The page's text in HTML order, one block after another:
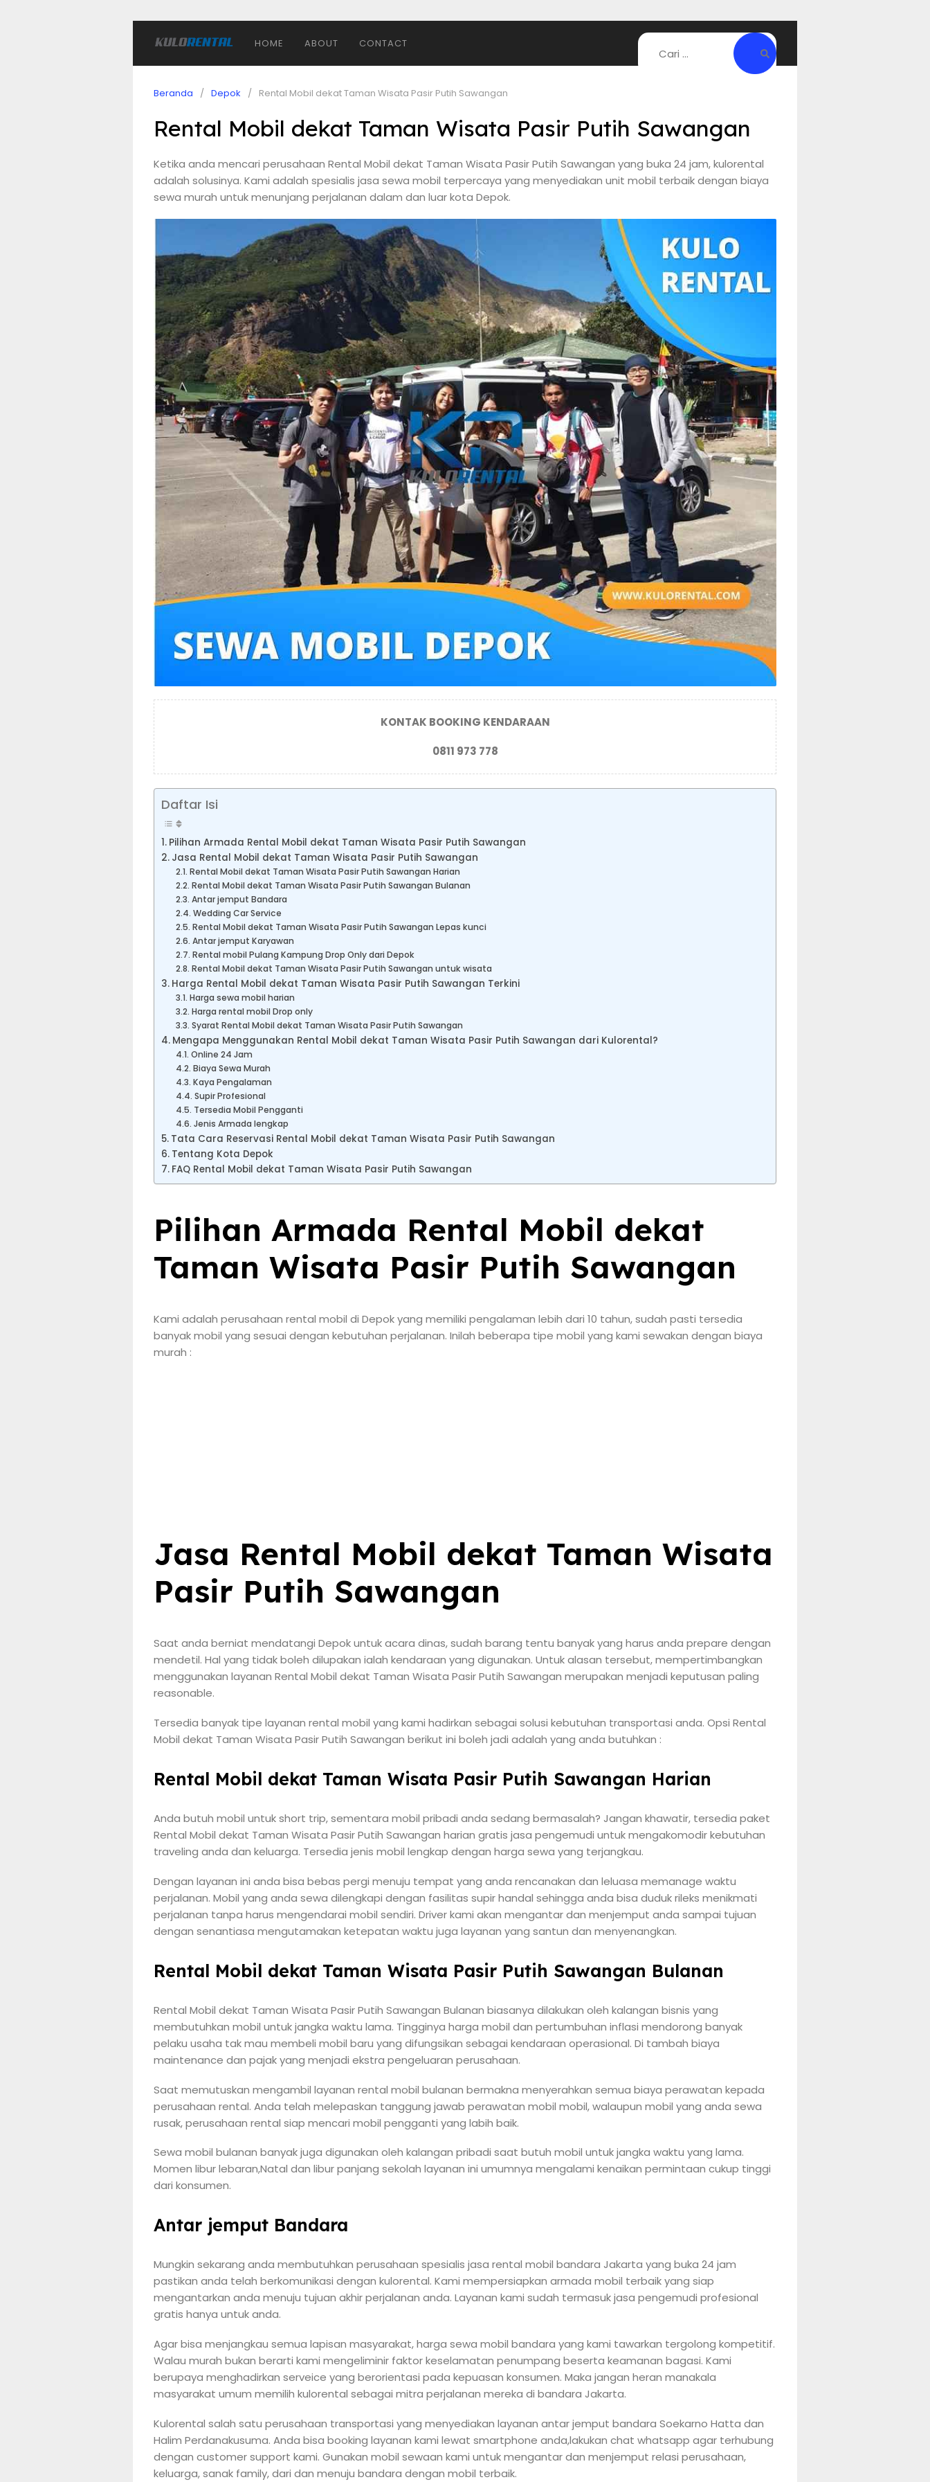
HOME ABOUT CONTACT
Beranda Depok Rental Mobil dekat Taman Wisata Pasir Putih Sawangan
Rental Mobil dekat Taman Wisata Pasir Putih Sawangan
Ketika anda mencari perusahaan Rental Mobil dekat Taman Wisata Pasir Putih Sawangan yang buka 24 jam, kulorental
adalah solusinya. Kami adalah spesialis jasa sewa mobil terpercaya yang menyediakan unit mobil terbaik dengan biaya
sewa murah untuk menunjang perjalanan dalam dan luar kota Depok.
KONTAK BOOKING KENDARAAN
0811 973 778
Daftar Isi
Pilihan Armada Rental Mobil dekat Taman Wisata Pasir Putih Sawangan
Jasa Rental Mobil dekat Taman Wisata Pasir Putih Sawangan
Rental Mobil dekat Taman Wisata Pasir Putih Sawangan Harian
Rental Mobil dekat Taman Wisata Pasir Putih Sawangan Bulanan
Antar jemput Bandara
Wedding Car Service
Rental Mobil dekat Taman Wisata Pasir Putih Sawangan Lepas kunci
Antar jemput Karyawan
Rental mobil Pulang Kampung Drop Only dari Depok
Rental Mobil dekat Taman Wisata Pasir Putih Sawangan untuk wisata
Harga Rental Mobil dekat Taman Wisata Pasir Putih Sawangan Terkini
Harga sewa mobil harian
Harga rental mobil Drop only
Syarat Rental Mobil dekat Taman Wisata Pasir Putih Sawangan
Mengapa Menggunakan Rental Mobil dekat Taman Wisata Pasir Putih Sawangan dari Kulorental?
Online 24 Jam
Biaya Sewa Murah
Kaya Pengalaman
Supir Profesional
Tersedia Mobil Pengganti
Jenis Armada lengkap
Tata Cara Reservasi Rental Mobil dekat Taman Wisata Pasir Putih Sawangan
Tentang Kota Depok
FAQ Rental Mobil dekat Taman Wisata Pasir Putih Sawangan
Pilihan Armada Rental Mobil dekat
Taman Wisata Pasir Putih Sawangan
Kami adalah perusahaan rental mobil di Depok yang memiliki pengalaman lebih dari 10 tahun, sudah pasti tersedia
banyak mobil yang sesuai dengan kebutuhan perjalanan. Inilah beberapa tipe mobil yang kami sewakan dengan biaya
murah :
Jasa Rental Mobil dekat Taman Wisata
Pasir Putih Sawangan
Saat anda berniat mendatangi Depok untuk acara dinas, sudah barang tentu banyak yang harus anda prepare dengan
mendetil. Hal yang tidak boleh dilupakan ialah kendaraan yang digunakan. Untuk alasan tersebut, mempertimbangkan
menggunakan layanan Rental Mobil dekat Taman Wisata Pasir Putih Sawangan merupakan menjadi keputusan paling
reasonable.
Tersedia banyak tipe layanan rental mobil yang kami hadirkan sebagai solusi kebutuhan transportasi anda. Opsi Rental
Mobil dekat Taman Wisata Pasir Putih Sawangan berikut ini boleh jadi adalah yang anda butuhkan :
Rental Mobil dekat Taman Wisata Pasir Putih Sawangan Harian
Anda butuh mobil untuk short trip, sementara mobil pribadi anda sedang bermasalah? Jangan khawatir, tersedia paket
Rental Mobil dekat Taman Wisata Pasir Putih Sawangan harian gratis jasa pengemudi untuk mengakomodir kebutuhan
traveling anda dan keluarga. Tersedia jenis mobil lengkap dengan harga sewa yang terjangkau.
Dengan layanan ini anda bisa bebas pergi menuju tempat yang anda rencanakan dan leluasa memanage waktu
perjalanan. Mobil yang anda sewa dilengkapi dengan fasilitas supir handal sehingga anda bisa duduk rileks menikmati
perjalanan tanpa harus mengendarai mobil sendiri. Driver kami akan mengantar dan menjemput anda sampai tujuan
dengan senantiasa mengutamakan ketepatan waktu juga layanan yang santun dan menyenangkan.
Rental Mobil dekat Taman Wisata Pasir Putih Sawangan Bulanan
Rental Mobil dekat Taman Wisata Pasir Putih Sawangan Bulanan biasanya dilakukan oleh kalangan bisnis yang
membutuhkan mobil untuk jangka waktu lama. Tingginya harga mobil dan pertumbuhan inflasi mendorong banyak
pelaku usaha tak mau membeli mobil baru yang difungsikan sebagai kendaraan operasional. Di tambah biaya
maintenance dan pajak yang menjadi ekstra pengeluaran perusahaan.
Saat memutuskan mengambil layanan rental mobil bulanan bermakna menyerahkan semua biaya perawatan kepada
perusahaan rental. Anda telah melepaskan tanggung jawab perawatan mobil mobil, walaupun mobil yang anda sewa
rusak, perusahaan rental siap mencari mobil pengganti yang labih baik.
Sewa mobil bulanan banyak juga digunakan oleh kalangan pribadi saat butuh mobil untuk jangka waktu yang lama.
Momen libur lebaran,Natal dan libur panjang sekolah layanan ini umumnya mengalami kenaikan permintaan cukup tinggi
dari konsumen.
Antar jemput Bandara
Mungkin sekarang anda membutuhkan perusahaan spesialis jasa rental mobil bandara Jakarta yang buka 24 jam
pastikan anda telah berkomunikasi dengan kulorental. Kami mempersiapkan armada mobil terbaik yang siap
mengantarkan anda menuju tujuan akhir perjalanan anda. Layanan kami sudah termasuk jasa pengemudi profesional
gratis hanya untuk anda.
Agar bisa menjangkau semua lapisan masyarakat, harga sewa mobil bandara yang kami tawarkan tergolong kompetitif.
Walau murah bukan berarti kami mengeliminir faktor keselamatan penumpang beserta keamanan bagasi. Kami
berupaya menghadirkan serveice yang berorientasi pada kepuasan konsumen. Maka jangan heran manakala
masyarakat umum memilih kulorental sebagai mitra perjalanan mereka di bandara Jakarta.
Kulorental salah satu perusahaan transportasi yang menyediakan layanan antar jemput bandara Soekarno Hatta dan
Halim Perdanakusuma. Anda bisa booking layanan kami lewat smartphone anda,lakukan chat whatsapp agar terhubung
dengan customer support kami. Gunakan mobil sewaan kami untuk mengantar dan menjemput relasi perusahaan,
keluarga, sanak family, dari dan menuju bandara dengan mobil terbaik.